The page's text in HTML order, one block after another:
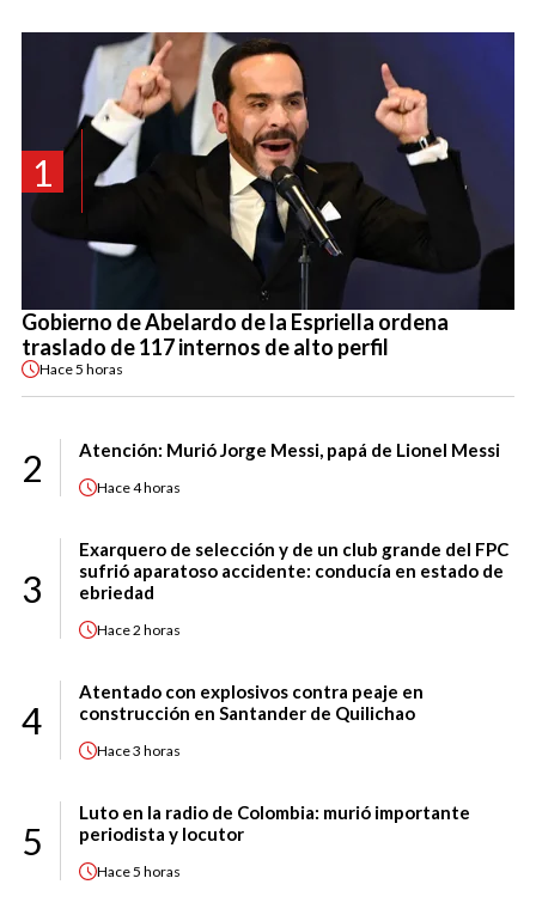
1
Gobierno de Abelardo de la Espriella ordena
traslado de 117 internos de alto perfil
Hace5 horas
2 Atención: Murió Jorge Messi, papá de Lionel Messi
Hace4 horas
3
Exarquero de selección y de un club grande del FPC
sufrió aparatoso accidente: conducía en estado de
ebriedad
Hace2 horas
4
Atentado con explosivos contra peaje en
construcción en Santander de Quilichao
Hace3 horas
5
Luto en la radio de Colombia: murió importante
periodista y locutor
Hace5 horas